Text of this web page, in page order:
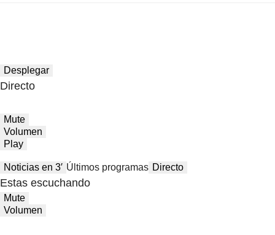
Desplegar
Directo
Mute
Volumen
Play
Noticias en 3′ Últimos programas Directo
Estas escuchando
Mute
Volumen